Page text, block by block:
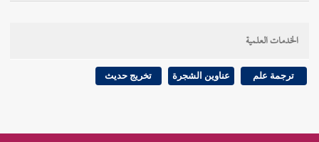
ولا يقال : فلقاء العدو وقتاله طاعة يحصل منه إما الظفر
بالعدو ، وإما الشهادة ، فكيف ينهى عنه ؟ وقد حض
الشرع على تمني الشهادة ، ورغب فيه ، فقال :
وإن مات على فراشه)؟! لأنا نقول : لقاء العدو وإن كان
الخدمات العلمية
ترجمة علم عناوين الشجرة تخريج حديث